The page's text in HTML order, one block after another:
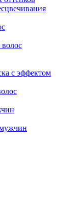
волос
с эффектом